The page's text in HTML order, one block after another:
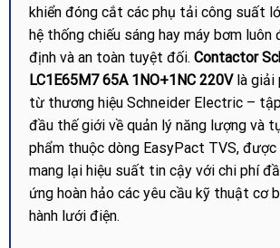
khiển đóng cắt các phụ tải công suất
hệ thống chiếu sáng hay máy bơm luôn
định và an toàn tuyệt đối. Contactor
LC1E65M7 65A 1NO+1NC 220Vlà giải
từ thương hiệu Schneider Electric –
đầu thế giới về quản lý năng lượng và
phẩm thuộc dòng EasyPact TVS,
mang lại hiệu suất tin cậy với chi phí
ứng hoàn hảo các yêu cầu kỹ thuật cơ
hành lưới điện.